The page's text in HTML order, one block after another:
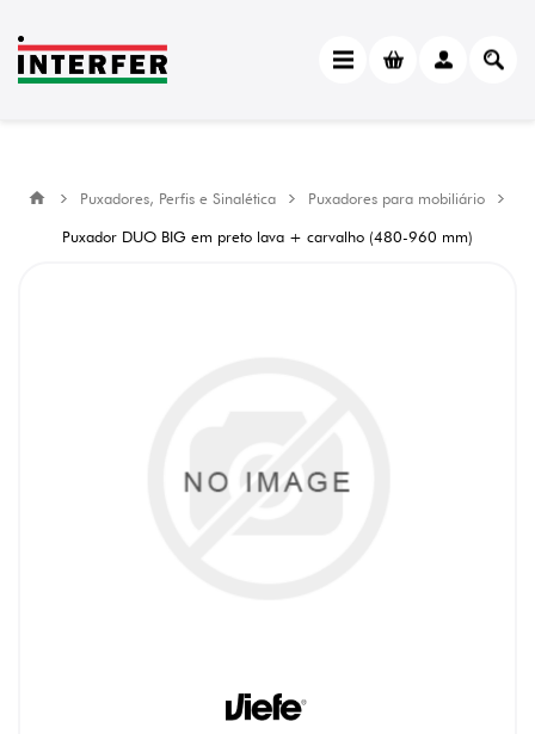
Puxadores, Perfis e Sinalética
Puxadores para mobiliário
Puxador DUO BIG em preto lava + carvalho (480-960 mm)